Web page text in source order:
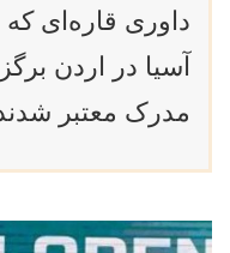
داوری قاره‌ای
آسیا در اردن
مدرک معتبر